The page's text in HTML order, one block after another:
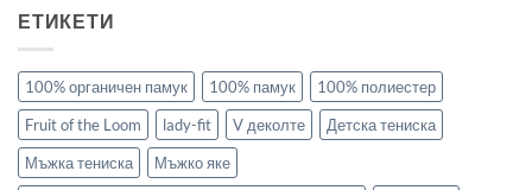
ЕТИКЕТИ
100% органичен памук 100% памук
100% полиестер
Fruit of the Loom
lady-fit V деколте
Детска тениска
Мъжка тениска
Мъжко яке